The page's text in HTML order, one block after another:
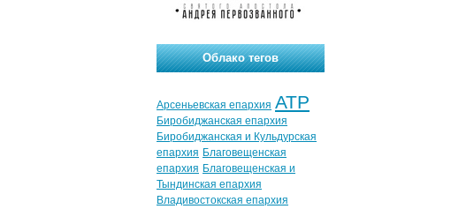
Облако тегов
Арсеньевская епархия АТР
Биробиджанская епархия
Биробиджанская и Кульдурская
епархия Благовещенская
епархия Благовещенская и
Тындинская епархия
Владивостокская епархия